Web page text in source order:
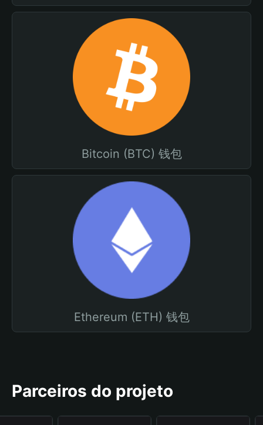
Bitcoin (BTC) 钱包
Ethereum (ETH) 钱包
Parceiros do projeto